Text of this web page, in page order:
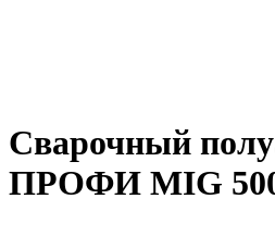
Сварочный
ПРОФИ MIG